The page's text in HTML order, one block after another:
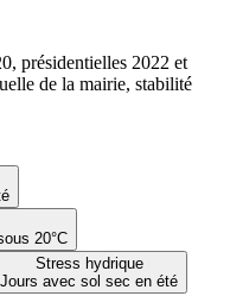
20°C
Stress hydrique
Jours avec sol sec en été
présidentielles 2022 et
de la mairie, stabilité